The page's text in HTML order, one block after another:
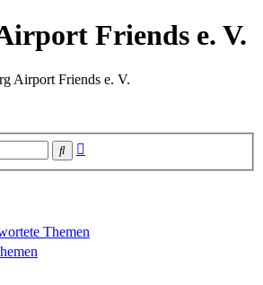
Friends e. V.
Airport Friends e. V.
Suche
Themen